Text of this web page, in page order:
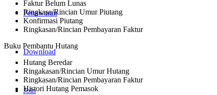
Penawaran
Download
Join
Faktur Belum Lunas
Ringkasa/Rincian Umur Piutang
Konfirmasi Piutang
Ringkasan/Rincian Pembayaran Faktur
Buku Pembantu Hutang
Hutang Beredar
Ringakasan/Rincian Umur Hutang
Ringkasan/Rincian Pembayaran Faktur
Histori Hutang Pemasok